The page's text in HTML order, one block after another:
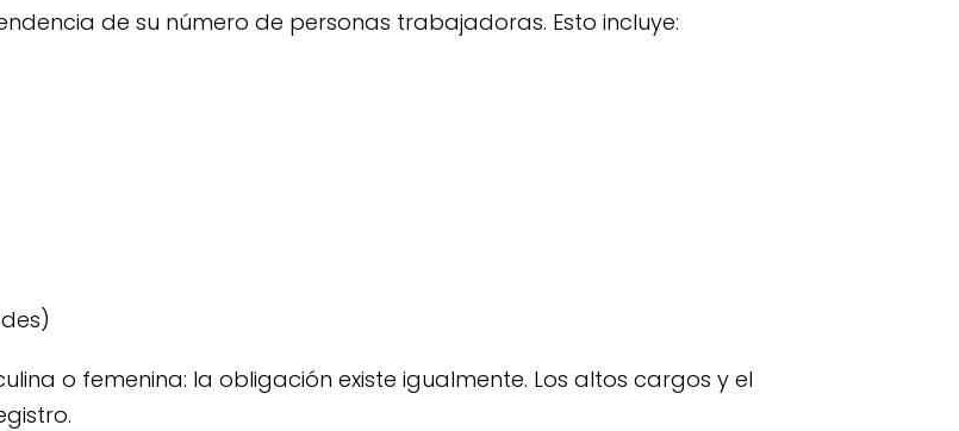
de su número de personas trabajadoras. Esto incluye:
o femenina: la obligación existe igualmente. Los altos cargos y el